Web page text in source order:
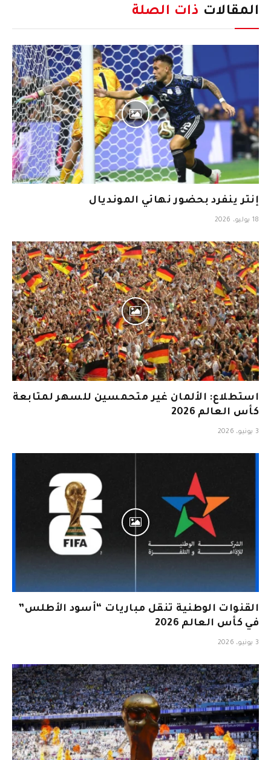
المقالات ذات الصلة
إنتر ينفرد بحضور نهائي المونديال
18 يوليو، 2026
استطلاع: الألمان غير متحمسين للسهر لمتابعة
كأس العالم 2026
3 يونيو، 2026
القنوات الوطنية تنقل مباريات “أسود الأطلس”
في كأس العالم 2026
3 يونيو، 2026